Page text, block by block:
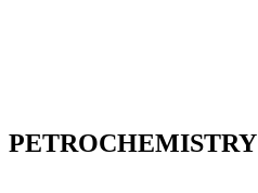
PETROCHEMISTRY